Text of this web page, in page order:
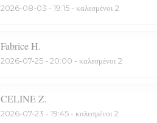
2026-08-03 - 19:15 - καλεσμένοι 2
FabriceH
2026-07-25 - 20:00 - καλεσμένοι 2
CELINEZ
2026-07-23 - 19:45 - καλεσμένοι 2